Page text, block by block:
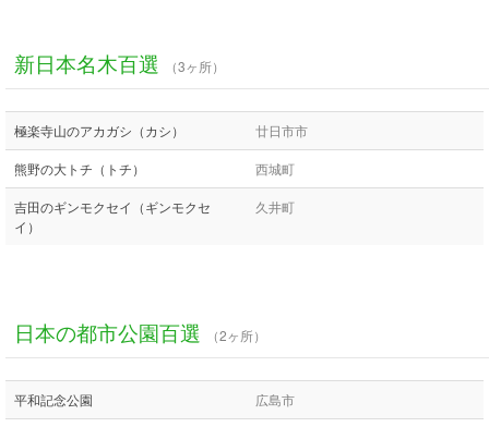
新日本名木百選 （3ヶ所）
極楽寺山のアカガシ（カシ） 廿日市市
熊野の大トチ（トチ） 西城町
吉田のギンモクセイ（ギンモクセ
イ）
久井町
日本の都市公園百選 （2ヶ所）
平和記念公園 広島市